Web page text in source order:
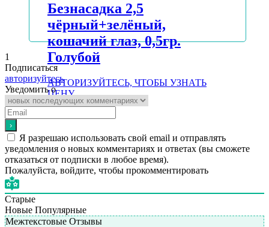
Безнасадка 2,5
чёрный+зелёный,
кошачий глаз, 0,5гр.
Голубой
АВТОРИЗУЙТЕСЬ, ЧТОБЫ УЗНАТЬ
ЦЕНУ
1
Подписаться
авторизуйтесь
Уведомить о
Я разрешаю использовать свой email и отправлять
уведомления о новых комментариях и ответах (вы cможете
отказаться от подписки в любое время).
Пожалуйста, войдите, чтобы прокомментировать
Старые
Новые Популярные
Межтекстовые Отзывы